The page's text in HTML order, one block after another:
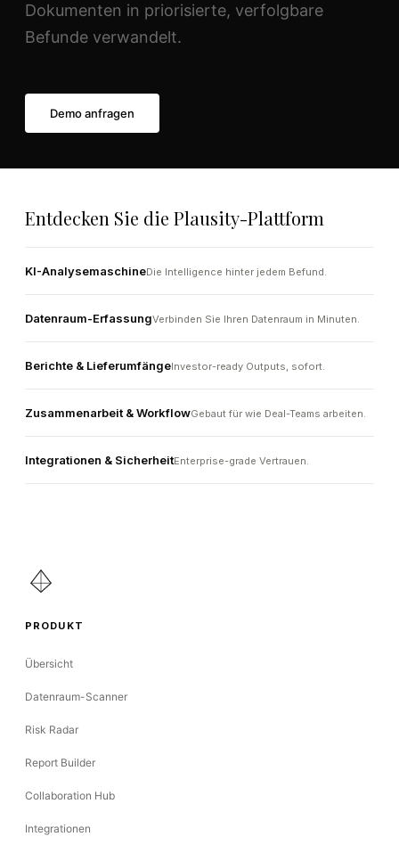
Dokumenten in priorisierte, verfolgbare
Befunde verwandelt.
Demo anfragen
Entdecken Sie die Plausity-Plattform
KI-AnalysemaschineDie Intelligence hinter jedem Befund.
Datenraum-ErfassungVerbinden Sie Ihren Datenraum in Minuten.
Berichte & LieferumfängeInvestor-ready Outputs, sofort.
Zusammenarbeit & WorkflowGebaut für wie Deal-Teams arbeiten.
Integrationen & SicherheitEnterprise-grade Vertrauen.
PRODUKT
Übersicht
Datenraum-Scanner
Risk Radar
Report Builder
Collaboration Hub
Integrationen